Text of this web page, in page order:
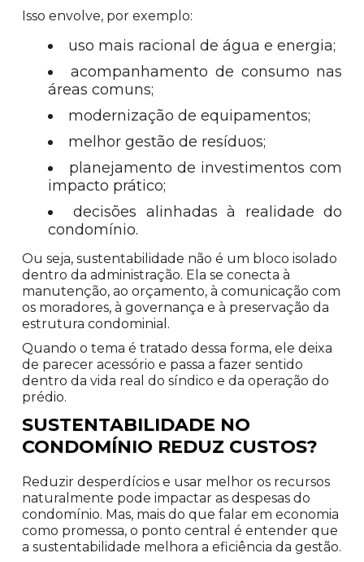
Isso envolve, por exemplo:
uso mais racional de água e energia;
acompanhamento de consumo nas
áreas comuns;
modernização de equipamentos;
melhor gestão de resíduos;
planejamento de investimentos com
impacto prático;
decisões alinhadas à realidade do
condomínio.
Ou seja, sustentabilidade não é um bloco isolado
dentro da administração. Ela se conecta à
manutenção, ao orçamento, à comunicação com
os moradores, à governança e à preservação da
estrutura condominial.
Quando o tema é tratado dessa forma, ele deixa
de parecer acessório e passa a fazer sentido
dentro da vida real do síndico e da operação do
prédio.
SUSTENTABILIDADE NO
CONDOMÍNIO REDUZ CUSTOS?
Reduzir desperdícios e usar melhor os recursos
naturalmente pode impactar as despesas do
condomínio. Mas, mais do que falar em economia
como promessa, o ponto central é entender que
a sustentabilidade melhora a eficiência da gestão.